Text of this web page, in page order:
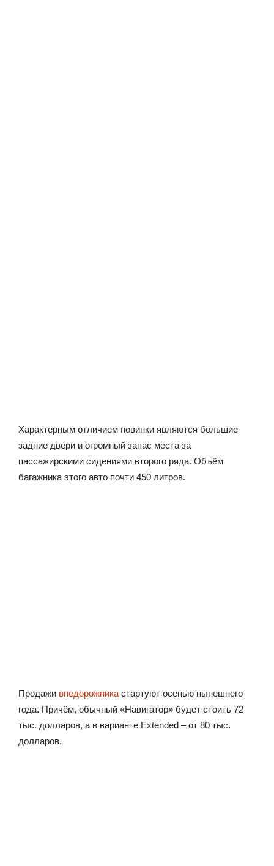
Характерным отличием новинки являются большие
задние двери и огромный запас места за
пассажирскими сидениями второго ряда. Объём
багажника этого авто почти 450 литров.
Продажи внедорожника стартуют осенью нынешнего
года. Причём, обычный «Навигатор» будет стоить 72
тыс. долларов, а в варианте Extended – от 80 тыс.
долларов.